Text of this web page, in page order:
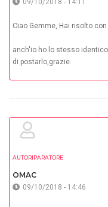
09/10/2018 - 14:11
Ciao Gemme, Hai risolto
anch'io ho lo stesso
di postarlo,grazie.
AUTORIPARATORE
OMAC
09/10/2018 - 14:46